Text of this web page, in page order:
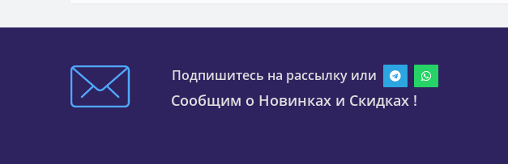
Подпишитесь на рассылку или
Сообщим о Новинках и Скидках !